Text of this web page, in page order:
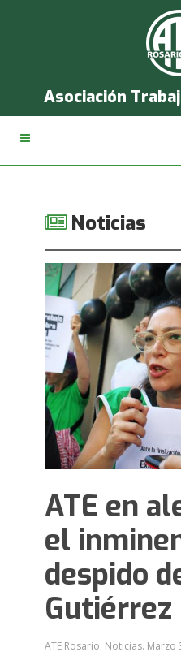
Asociación
Noticias
ATE en
el
despido
Gutiérrez
ATE Rosario. Noticias. Marzo